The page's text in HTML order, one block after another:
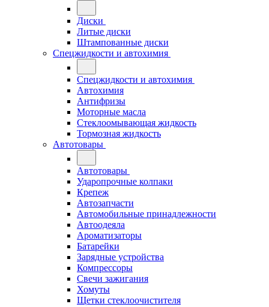
Диски
Литые диски
Штампованные диски
Спецжидкости и автохимия
Спецжидкости и автохимия
Автохимия
Антифризы
Моторные масла
Стеклоомывающая жидкость
Тормозная жидкость
Автотовары
Автотовары
Ударопрочные колпаки
Крепеж
Автозапчасти
Автомобильные принадлежности
Автоодеяла
Ароматизаторы
Батарейки
Зарядные устройства
Компрессоры
Свечи зажигания
Хомуты
Щетки стеклоочистителя